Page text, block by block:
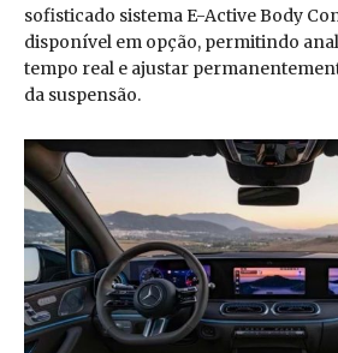
sofisticado sistema E-Active Body
disponível em opção, permitindo
tempo real e ajustar
da suspensão.